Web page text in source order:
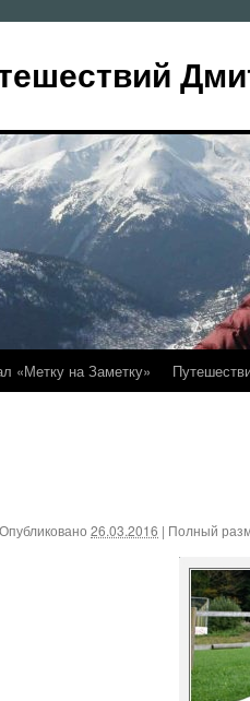
«Метку на Заметку»
Опубликовано 26.03.2016 | Полный